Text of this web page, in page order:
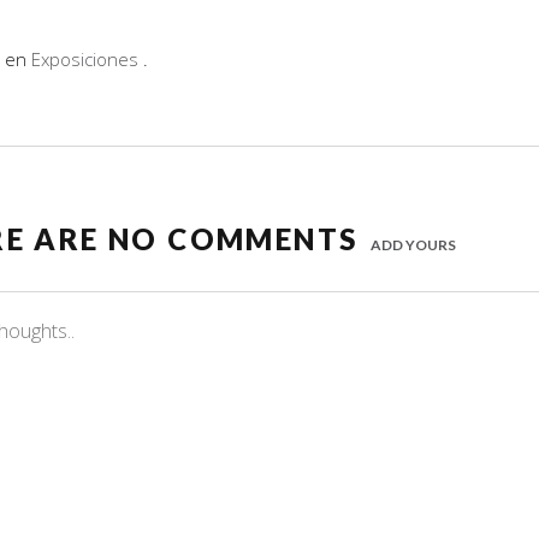
en Exposiciones
ARE NO COMMENTS ADD YOURS